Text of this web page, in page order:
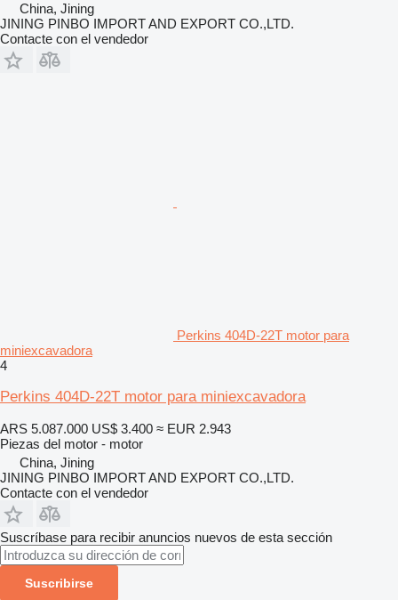
China, Jining
JINING PINBO IMPORT AND EXPORT CO.,LTD.
Contacte con el vendedor
Perkins 404D-22T motor para
miniexcavadora
4
Perkins 404D-22T motor para miniexcavadora
ARS 5.087.000 US$ 3.400 ≈ EUR 2.943
Piezas del motor - motor
China, Jining
JINING PINBO IMPORT AND EXPORT CO.,LTD.
Contacte con el vendedor
Suscríbase para recibir anuncios nuevos de esta sección
Suscribirse